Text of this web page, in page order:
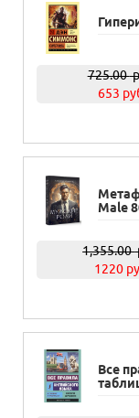
725.00
653
Male
1,355.00
1220
Все